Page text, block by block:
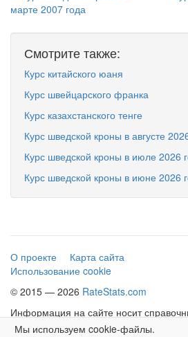
марте 2007 года
Смотрите также:
Курс китайского юаня
Курс швейцарского франка
Курс казахстанского тенге
Курс шведской кроны в августе
Курс шведской кроны в июле 2026
Курс шведской кроны в июне 2026
О проекте
Карта сайта
Использование cookie
© 2015 — 2026 RateStats.com
Информация на сайте носит
является офертой.
Мы используем cookie-файлы.